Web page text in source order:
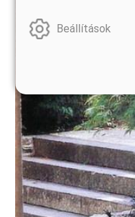
Beállítások